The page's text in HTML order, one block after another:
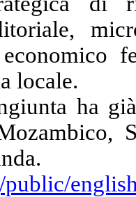
locale.
ha